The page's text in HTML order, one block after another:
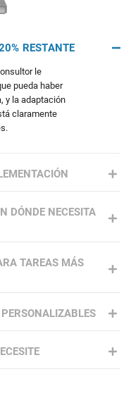
RESTANTE
le
pueda haber
y la adaptación
claramente
DÓNDE NECESITA
TAREAS MÁS